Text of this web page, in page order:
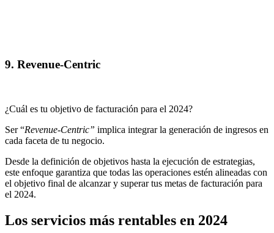
9. Revenue-Centric
¿Cuál es tu objetivo de facturación para el 2024?
Ser “Revenue-Centric” implica integrar la generación de ingresos en
cada faceta de tu negocio.
Desde la definición de objetivos hasta la ejecución de estrategias,
este enfoque garantiza que todas las operaciones estén alineadas con
el objetivo final de alcanzar y superar tus metas de facturación para
el 2024.
Los servicios más rentables en 2024